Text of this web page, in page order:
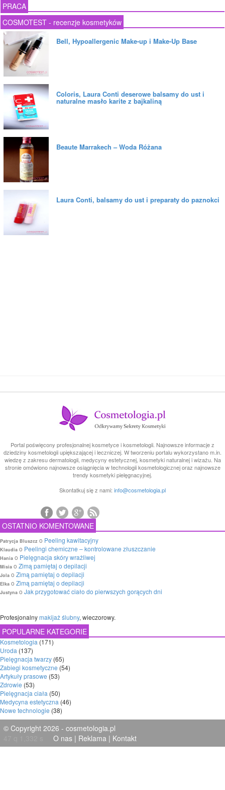
PRACA
COSMOTEST - recenzje kosmetyków
Bell, Hypoallergenic Make-up i Make-Up Base
Coloris, Laura Conti deserowe balsamy do ust i
naturalne masło karite z bajkaliną
Beaute Marrakech – Woda Różana
Laura Conti, balsamy do ust i preparaty do paznokci
Portal poświęcony profesjonalnej kosmetyce i kosmetologii. Najnowsze informacje z
dziedziny kosmetologii upiększającej i leczniczej. W tworzeniu portalu wykorzystano m.in.
wiedzę z zakresu dermatologii, medycyny estetycznej, kosmetyki naturalnej i wizażu. Na
stronie omówiono najnowsze osiągnięcia w technologii kosmetologicznej oraz najnowsze
trendy kosmetyki pielęgnacyjnej.
Skontatkuj się z nami: info@cosmetologia.pl
OSTATNIO KOMENTOWANE
Patrycja Bluszcz o Peeling kawitacyjny
Klaudia o Peelingi chemiczne – kontrolowane złuszczanie
Hania o Pielęgnacja skóry wrażliwej
Misia o Zimą pamiętaj o depilacji
Jola o Zimą pamiętaj o depilacji
Elka o Zimą pamiętaj o depilacji
Justyna o Jak przygotować ciało do pierwszych gorących dni
Profesjonalnymakijaż ślubny, wieczorowy.
POPULARNE KATEGORIE
Kosmetologia (171)
Uroda (137)
Pielęgnacja twarzy (65)
Zabiegi kosmetyczne (54)
Artykuły prasowe (53)
Zdrowie (53)
Pielęgnacja ciała (50)
Medycyna estetyczna (46)
Nowe technologie (38)
© Copyright 2026 - cosmetologia.pl
O nas | Reklama | Kontakt